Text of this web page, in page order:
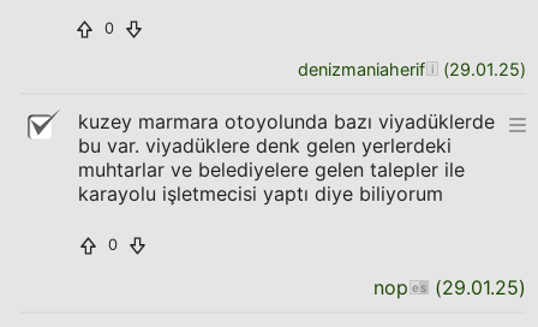
0
denizmaniaherif (29.01.25)
kuzey marmara otoyolunda bazı viyadüklerde
bu var. viyadüklere denk gelen yerlerdeki
muhtarlar ve belediyelere gelen talepler ile
karayolu işletmecisi yaptı diye biliyorum
0
nop (29.01.25)